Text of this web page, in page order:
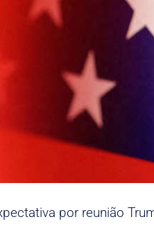
por reunião